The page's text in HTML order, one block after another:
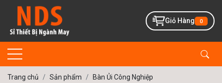
Giỏ Hàng 0
Trang chủ Sản phẩm
Bàn Ủi Công Nghiệp